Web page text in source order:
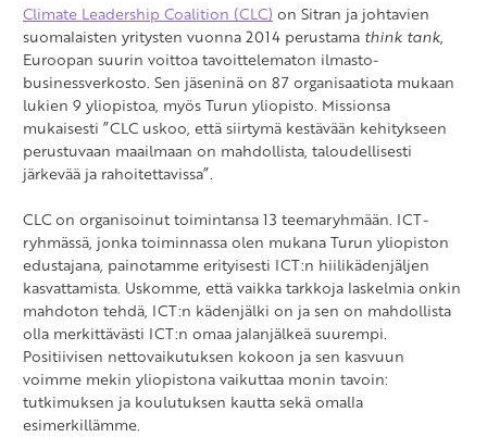
Climate Leadership Coalition (CLC) on Sitran ja johtavien
suomalaisten yritysten vuonna 2014 perustama think tank,
Euroopan suurin voittoa tavoittelematon ilmasto-
businessverkosto. Sen jäseninä on 87 organisaatiota mukaan
lukien 9 yliopistoa, myös Turun yliopisto. Missionsa
mukaisesti ”CLC uskoo, että siirtymä kestävään kehitykseen
perustuvaan maailmaan on mahdollista, taloudellisesti
järkevää ja rahoitettavissa”.
CLC on organisoinut toimintansa 13 teemaryhmään. ICT-
ryhmässä, jonka toiminnassa olen mukana Turun yliopiston
edustajana, painotamme erityisesti ICT:n hiilikädenjäljen
kasvattamista. Uskomme, että vaikka tarkkoja laskelmia onkin
mahdoton tehdä, ICT:n kädenjälki on ja sen on mahdollista
olla merkittävästi ICT:n omaa jalanjälkeä suurempi.
Positiivisen nettovaikutuksen kokoon ja sen kasvuun
voimme mekin yliopistona vaikuttaa monin tavoin:
tutkimuksen ja koulutuksen kautta sekä omalla
esimerkillämme.